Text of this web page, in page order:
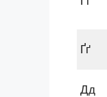
Ґґ
Дд